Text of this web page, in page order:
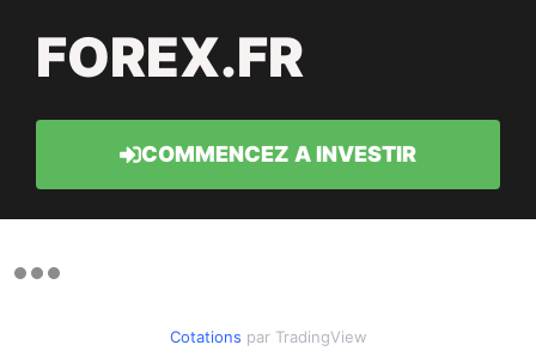
FOREX.FR
COMMENCEZ A INVESTIR
Cotations par TradingView